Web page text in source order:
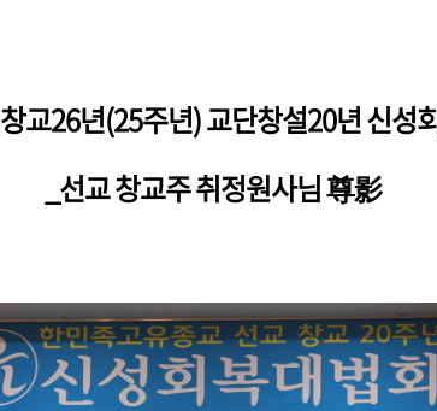
창교26년(25주년) 교단창설20년 신성
_선교 창교주 취정원사님尊影